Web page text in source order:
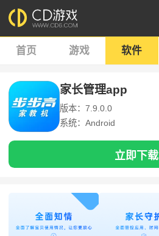
首页 游戏 软件
家长管理app
版本：7.9.0.0
系统：Android
立即下载